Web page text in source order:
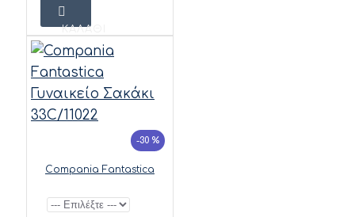
ΚΑΛΆΘΙ
-30 %
Compania Fantastica